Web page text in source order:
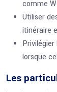
comme
Utiliser
itinéraire
lorsque
Les